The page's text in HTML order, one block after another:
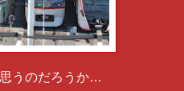
うのだろうか…